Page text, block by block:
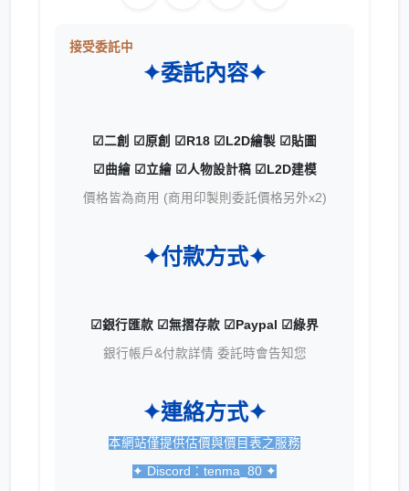
接受委託中
✦委託內容✦
☑二創 ☑原創 ☑R18 ☑L2D繪製 ☑貼圖
☑曲繪 ☑立繪 ☑人物設計稿 ☑L2D建模
價格皆為商用 (商用印製則委託價格另外x2)
✦付款方式✦
☑銀行匯款 ☑無摺存款 ☑Paypal ☑綠界
銀行帳戶&付款詳情 委託時會告知您
✦連絡方式✦
本網站僅提供估價與價目表之服務
✦ Discord：tenma_80 ✦